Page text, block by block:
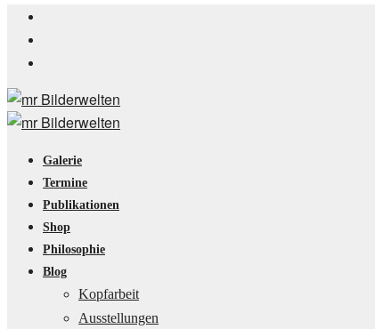
Galerie
Termine
Publikationen
Shop
Philosophie
Blog
Kopfarbeit
Ausstellungen